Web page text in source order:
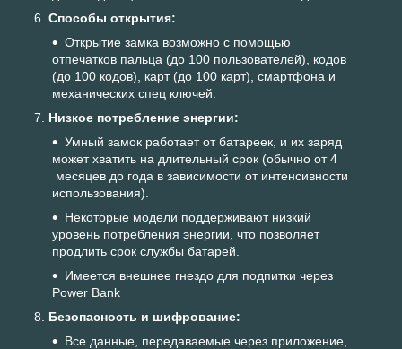
Способы открытия:
Открытие замка возможно с помощью
отпечатков пальца (до 100 пользователей), кодов
(до 100 кодов), карт (до 100 карт), смартфона и
механических спец ключей.
Низкое потребление энергии:
Умный замок работает от батареек, и их заряд
может хватить на длительный срок (обычно от 4
месяцев до года в зависимости от интенсивности
использования).
Некоторые модели поддерживают низкий
уровень потребления энергии, что позволяет
продлить срок службы батарей.
Имеется внешнее гнездо для подпитки через
Power Bank
Безопасность и шифрование:
Все данные, передаваемые через приложение,